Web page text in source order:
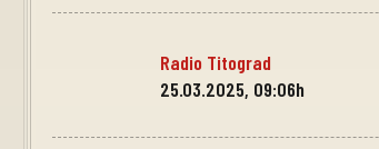
Radio Titograd
25.03.2025, 09:06h